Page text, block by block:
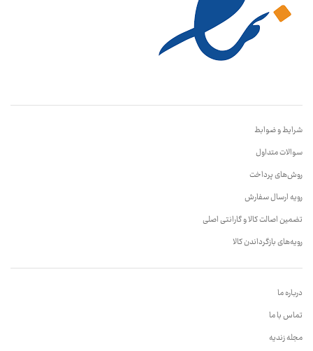
شرایط و ضوابط
سوالات متداول
روش‌های پرداخت
رویه ارسال سفارش
تضمین اصالت کالا و گارانتی اصلی
رویه‌های بازگرداندن کالا
درباره ما
تماس با ما
مجله زندیه